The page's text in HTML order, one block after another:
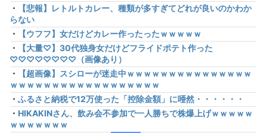
・
【悲報】レトルトカレー、種類が多すぎてどれが良いのかわか
らない
・
【ウフフ】女だけどカレー作ったったｗｗｗｗｗ
・
【大量♡】30代独身女だけどフライドポテト作った
♡♡♡♡♡♡♡♡（画像あり）
・
【超画像】スシローが迷走中ｗｗｗｗｗｗｗｗｗｗｗｗｗｗｗ
ｗｗｗｗｗｗｗｗｗｗｗｗｗｗｗｗｗｗ
・ ふるさと納税で12万使った「控除金額」に唖然・・・・・・
・ HIKAKINさん、飲み会不参加で一人勝ちで株爆上げｗｗｗｗｗ
ｗｗｗｗｗｗｗ